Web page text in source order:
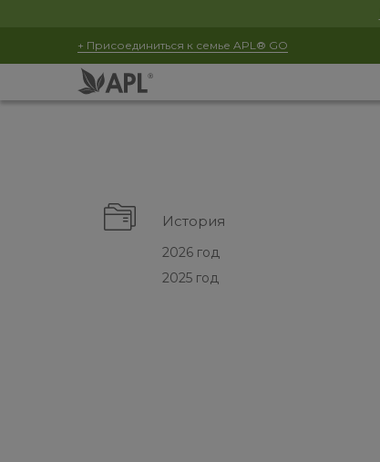
+ Присоединиться к семье APL® GO
История
2026 год
2025 год